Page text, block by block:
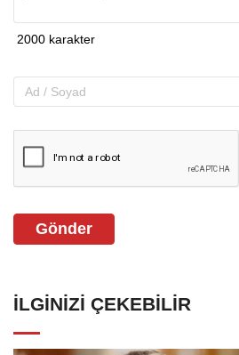
Gönder
İLGINIZI ÇEKEBILIR